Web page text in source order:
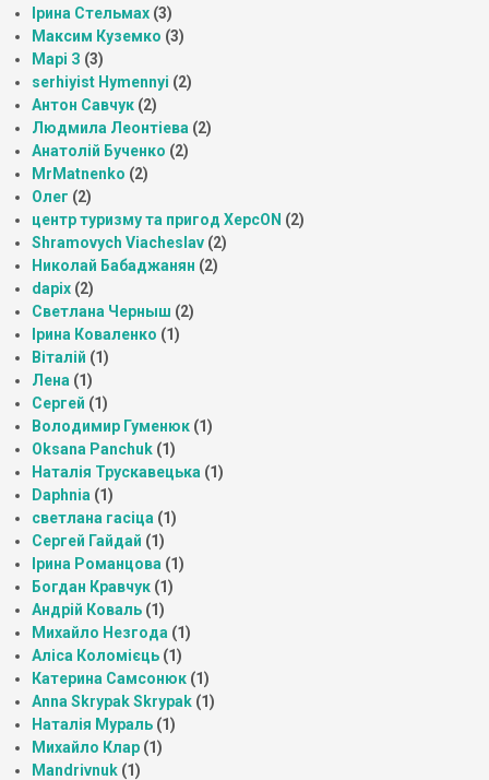
Ірина Стельмах (3)
Максим Куземко (3)
Марі З (3)
serhiyist Hymennyi (2)
Антон Савчук (2)
Людмила Леонтіева (2)
Анатолій Бученко (2)
MrMatnenko (2)
Олег (2)
центр туризму та пригод ХерсON (2)
Shramovych Viacheslav (2)
Николай Бабаджанян (2)
dapix (2)
Светлана Черныш (2)
Ірина Коваленко (1)
Віталій (1)
Лена (1)
Сергей (1)
Володимир Гуменюк (1)
Oksana Panchuk (1)
Наталія Трускавецька (1)
Daphnia (1)
светлана гасіца (1)
Сергей Гайдай (1)
Ірина Романцова (1)
Богдан Кравчук (1)
Андрій Коваль (1)
Михайло Незгода (1)
Аліса Коломієць (1)
Катерина Самсонюк (1)
Anna Skrypak Skrypak (1)
Наталія Мураль (1)
Михайло Клар (1)
Mandrivnuk (1)